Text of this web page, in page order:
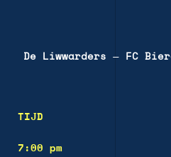
De Liwwarders — FC
TIJD
7:00 pm